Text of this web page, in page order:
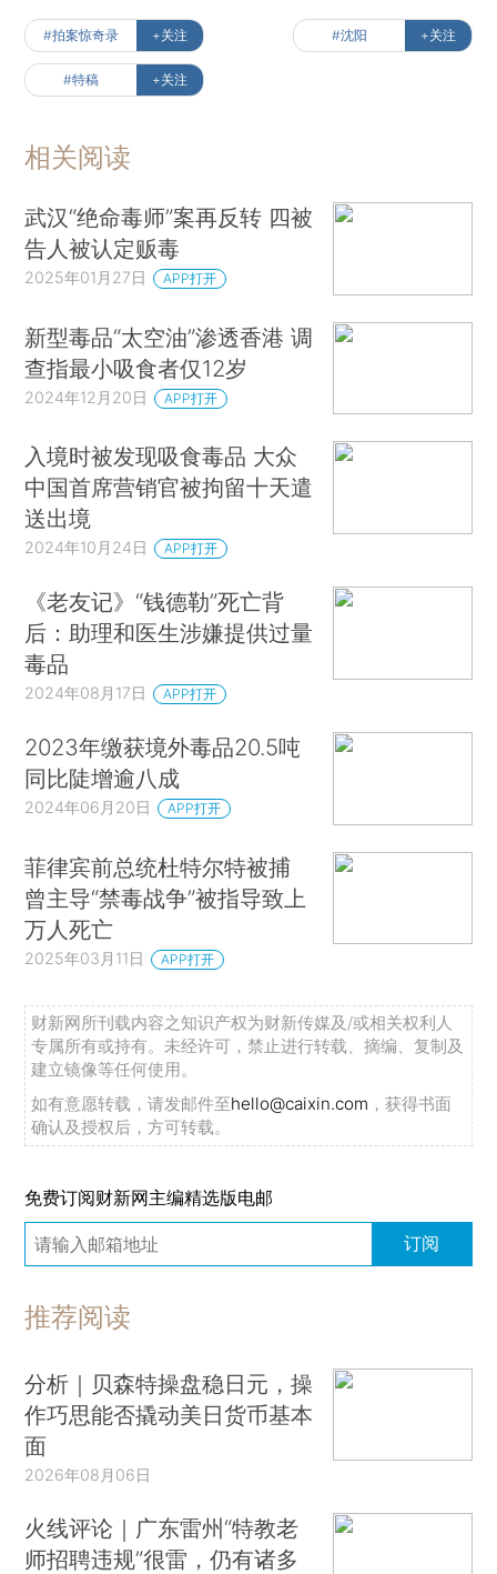
#拍案惊奇录 +关注 #沈阳 +关注
#特稿 +关注
相关阅读
武汉“绝命毒师”案再反转 四被
告人被认定贩毒
2025年01月27日 APP打开
新型毒品“太空油”渗透香港 调
查指最小吸食者仅12岁
2024年12月20日 APP打开
入境时被发现吸食毒品 大众
中国首席营销官被拘留十天遣
送出境
2024年10月24日 APP打开
《老友记》“钱德勒”死亡背
后：助理和医生涉嫌提供过量
毒品
2024年08月17日 APP打开
2023年缴获境外毒品20.5吨
同比陡增逾八成
2024年06月20日 APP打开
菲律宾前总统杜特尔特被捕
曾主导“禁毒战争”被指导致上
万人死亡
2025年03月11日 APP打开
财新网所刊载内容之知识产权为财新传媒及/或相关权利人
专属所有或持有。未经许可，禁止进行转载、摘编、复制及
建立镜像等任何使用。
如有意愿转载，请发邮件至hello@caixin.com ，获得书面
确认及授权后，方可转载。
免费订阅财新网主编精选版电邮
订阅
推荐阅读
分析｜贝森特操盘稳日元，操
作巧思能否撬动美日货币基本
面
2026年08月06日
火线评论｜广东雷州“特教老
师招聘违规”很雷，仍有诸多